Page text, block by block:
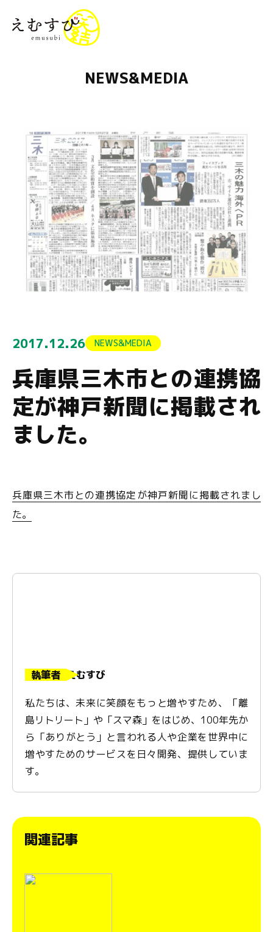
NEWS&MEDIA
2017.12.26 NEWS&MEDIA
兵庫県三木市との連携協
定が神戸新聞に掲載され
ました。
兵庫県三木市との連携協定が神戸新聞に掲載されまし
た。
執筆者 えむすび
私たちは、未来に笑顔をもっと増やすため、「離
島リトリート」や「スマ森」をはじめ、100年先か
ら「ありがとう」と言われる人や企業を世界中に
増やすためのサービスを日々開発、提供していま
す。
関連記事